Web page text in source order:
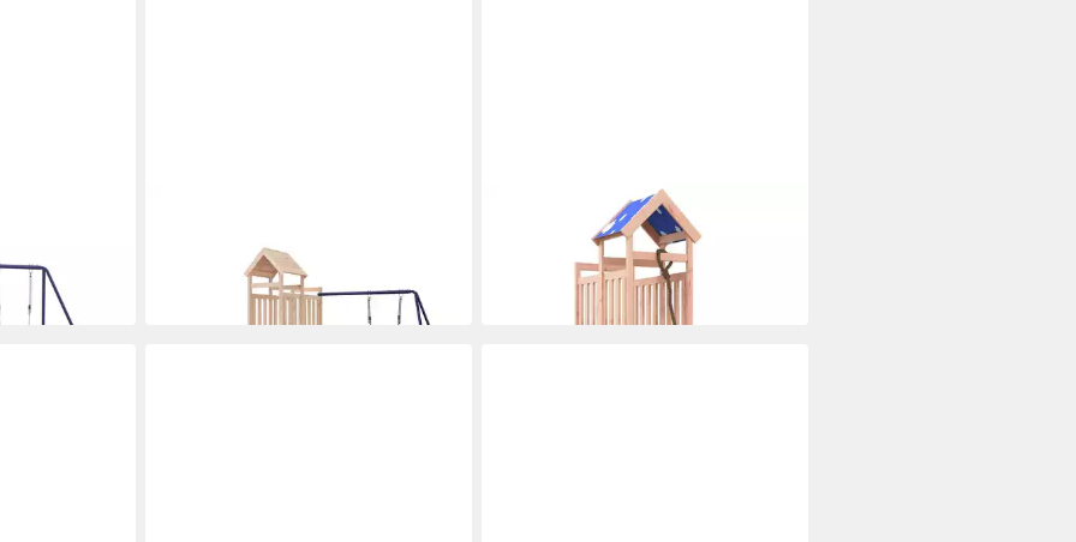
in 5-6 Werktagen bei dir
Spielturm Spielturm Massivholz
in 5-6 Werktagen bei dir